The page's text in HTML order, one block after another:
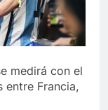
medirá con el
entre Francia,